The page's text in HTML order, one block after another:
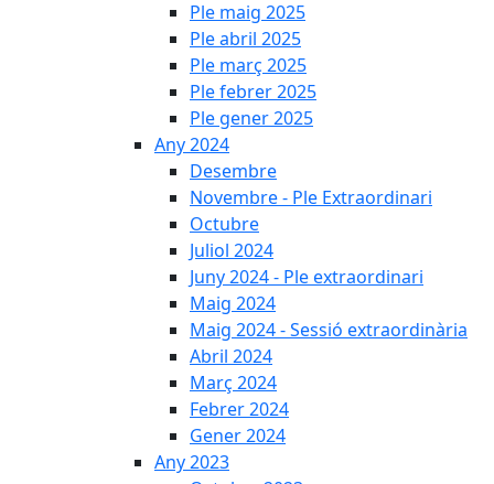
Ple maig 2025
Ple abril 2025
Ple març 2025
Ple febrer 2025
Ple gener 2025
Any 2024
Desembre
Novembre - Ple Extraordinari
Octubre
Juliol 2024
Juny 2024 - Ple extraordinari
Maig 2024
Maig 2024 - Sessió extraordinària
Abril 2024
Març 2024
Febrer 2024
Gener 2024
Any 2023